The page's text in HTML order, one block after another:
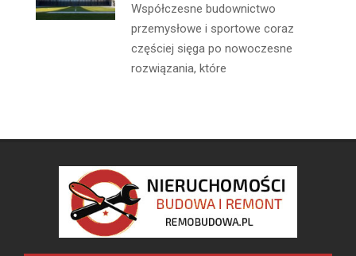
Współczesne budownictwo
przemysłowe i sportowe coraz
częściej sięga po nowoczesne
rozwiązania, które